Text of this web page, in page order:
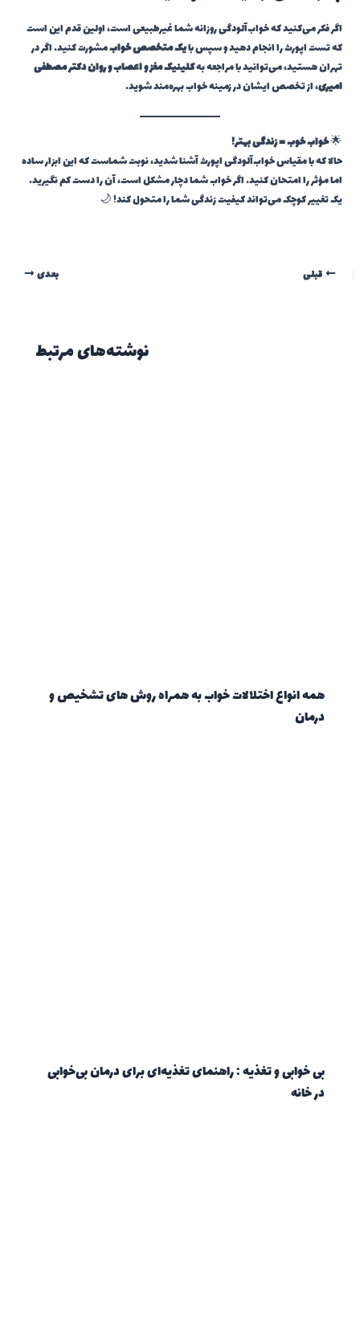
اگر فکر می‌کنید که خواب‌آلودگی روزانه شما غیرطبیعی است، اولین قدم این است
که تست اپورث را انجام دهید و سپس بایک متخصص خوابمشورت کنید. اگر در
تهران هستید، می‌توانید با مراجعه بهکلینیک مغز و اعصاب و روان دکتر مصطفی
امیری، از تخصص ایشان در زمینه خواب بهره‌مند شوید.
🌟خواب خوب = زندگی بهتر!
حالا که با مقیاس خواب‌آلودگی اپورث آشنا شدید، نوبت شماست که این ابزار ساده
اما مؤثر را امتحان کنید. اگر خواب شما دچار مشکل است، آن را دست کم نگیرید.
یک تغییر کوچک می‌تواند کیفیت زندگی شما را متحول کند! 🌙
قبلی بعدی
نوشته‌های مرتبط
همه انواع اختلالات خواب به همراه روش های تشخیص و
درمان
بی خوابی و تغذیه : راهنمای تغذیه‌ای برای درمان بی‌خوابی
در خانه